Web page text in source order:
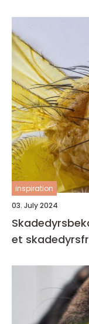
inspiration
03. July 2024
et